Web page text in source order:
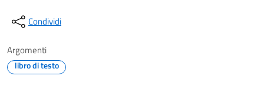
Condividi
Argomenti
libro di testo